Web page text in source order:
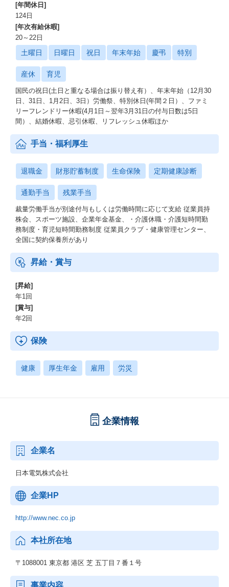
[年間休日]
124日
[年次有給休暇]
20～22日
土曜日 日曜日 祝日 年末年始 慶弔 特別
産休 育児
国民の祝日(土日と重なる場合は振り替え有）、年末年始（12月30
日、31日、1月2日、3日）労働祭、特別休日(年間２日）、ファミ
リーフレンドリー休暇(4月1日～翌年3月31日の付与日数は5日
間）、結婚休暇、忌引休暇、リフレッシュ休暇ほか
手当・福利厚生
退職金 財形貯蓄制度 生命保険 定期健康診断
通勤手当 残業手当
裁量労働手当が別途付与もしくは労働時間に応じて支給 従業員持
株会、スポーツ施設、企業年金基金、・介護休職・介護短時間勤
務制度・育児短時間勤務制度 従業員クラブ・健康管理センター、
全国に契約保養所があり
昇給・賞与
[昇給]
年1回
[賞与]
年2回
保険
健康 厚生年金 雇用 労災
企業情報
企業名
日本電気株式会社
企業HP
http://www.nec.co.jp
本社所在地
〒1088001 東京都 港区 芝 五丁目７番１号
事業内容